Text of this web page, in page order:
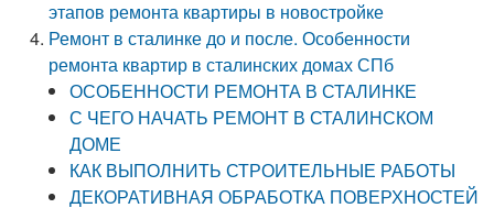
этапов ремонта квартиры в новостройке
Ремонт в сталинке до и после. Особенности
ремонта квартир в сталинских домах СПб
ОСОБЕННОСТИ РЕМОНТА В СТАЛИНКЕ
С ЧЕГО НАЧАТЬ РЕМОНТ В СТАЛИНСКОМ
ДОМЕ
КАК ВЫПОЛНИТЬ СТРОИТЕЛЬНЫЕ РАБОТЫ
ДЕКОРАТИВНАЯ ОБРАБОТКА ПОВЕРХНОСТЕЙ